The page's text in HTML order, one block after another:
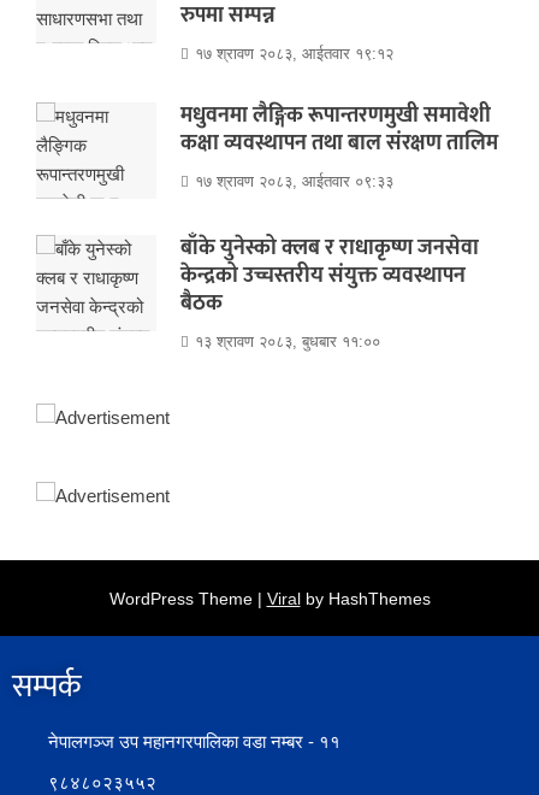
रुपमा सम्पन्न
१७ श्रावण २०८३, आईतवार १९:१२
मधुवनमा लैङ्गिक रूपान्तरणमुखी समावेशी
कक्षा व्यवस्थापन तथा बाल संरक्षण तालिम
१७ श्रावण २०८३, आईतवार ०९:३३
बाँके युनेस्को क्लब र राधाकृष्ण जनसेवा
केन्द्रको उच्चस्तरीय संयुक्त व्यवस्थापन
बैठक
१३ श्रावण २०८३, बुधबार ११:००
WordPress Theme | Viralby HashThemes
सम्पर्क​
नेपालगञ्ज उप महानगरपालिका वडा नम्बर - ११
९८४८०२३५५२